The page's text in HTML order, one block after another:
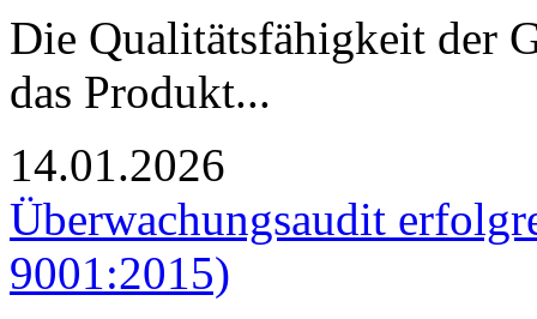
Die Qualitätsfähigkeit der
das Produkt...
14.01.2026
Überwachungsaudit
9001:2015)